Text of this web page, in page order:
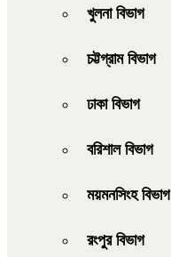
খুলনা বিভাগ
চট্টগ্রাম বিভাগ
ঢাকা বিভাগ
বরিশাল বিভাগ
ময়মনসিংহ বিভাগ
রংপুর বিভাগ